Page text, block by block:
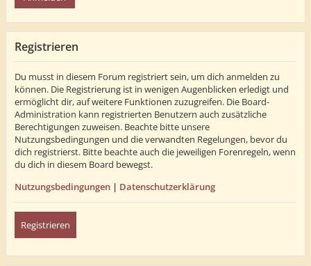
Registrieren
Du musst in diesem Forum registriert sein, um dich anmelden zu
können. Die Registrierung ist in wenigen Augenblicken erledigt und
ermöglicht dir, auf weitere Funktionen zuzugreifen. Die Board-
Administration kann registrierten Benutzern auch zusätzliche
Berechtigungen zuweisen. Beachte bitte unsere
Nutzungsbedingungen und die verwandten Regelungen, bevor du
dich registrierst. Bitte beachte auch die jeweiligen Forenregeln, wenn
du dich in diesem Board bewegst.
Nutzungsbedingungen | Datenschutzerklärung
Registrieren